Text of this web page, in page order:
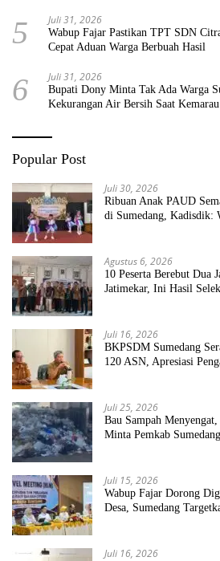
5 Juli 31, 2026
Wabup Fajar Pastikan TPT SDN
Cepat Aduan Warga Berbuah Hasil
6 Juli 31, 2026
Bupati Dony Minta Tak Ada Warga
Kekurangan Air Bersih Saat Kemarau
Popular Post
Juli 30, 2026
Ribuan Anak PAUD
di Sumedang, Kadisdik:
Agustus 6, 2026
10 Peserta Berebut Dua
Jatimekar, Ini Hasil
Juli 16, 2026
BKPSDM Sumedang
120 ASN, Apresiasi
Juli 25, 2026
Bau Sampah Menyengat,
Minta Pemkab
Juli 15, 2026
Wabup Fajar Dorong
Desa, Sumedang
Juli 16, 2026